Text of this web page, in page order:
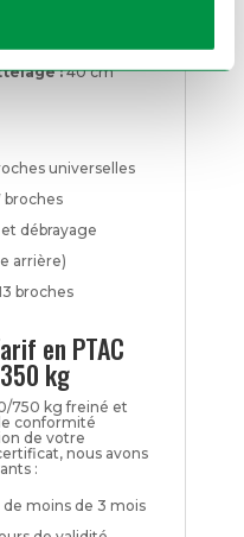
:40 cm
universelles
débrayage
arrière)
broches
en PTAC
kg
750 kg freiné et
conformité
de votre
nous avons
:
moins de 3 mois